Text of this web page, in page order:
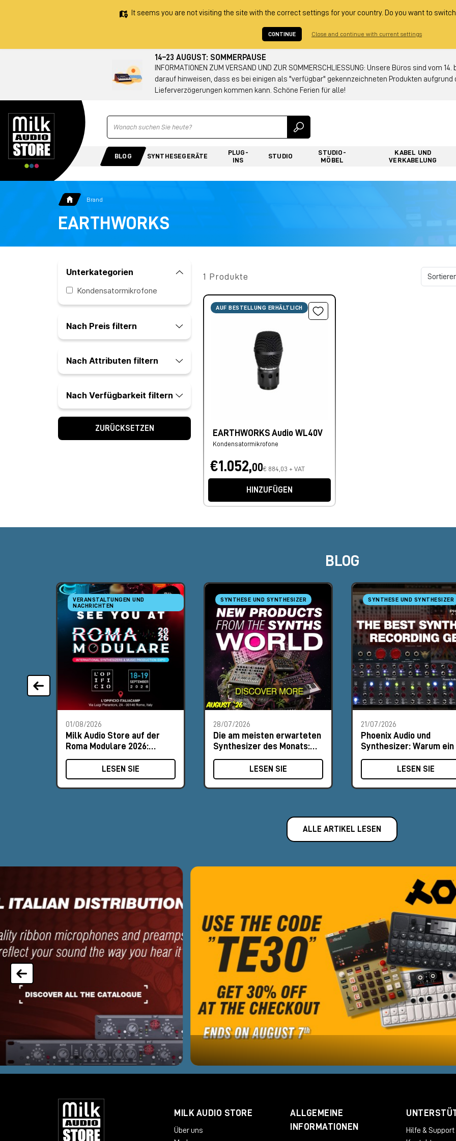
It seems you are not visiting the site with the correct settings for your country. Do you want to
CONTINUE Close and continue with current settings
14–23 AUGUST: SOMMERPAUSE
INFORMATIONEN ZUM VERSAND UND ZUR SOMMERSCHLIESSUNG: Unsere Büros sind
darauf hinweisen, dass es bei einigen als "verfügbar" gekennzeichneten Produkten
Lieferverzögerungen kommen kann. Schöne Ferien für alle!
Ricerca
BLOG SYNTHESEGERÄTE
PLUG-
INS
STUDIO
STUDIO-
MÖBEL
KABEL UND
VERKABELUNG
Brand
EARTHWORKS
Unterkategorien
Kondensatormikrofone
Nach Preis filtern
Nach Attributen filtern
Nach Verfügbarkeit filtern
ZURÜCKSETZEN
1 Produkte
AUF BESTELLUNG ERHÄLTLICH
EARTHWORKS Audio WL40V
Kondensatormikrofone
€1.052,00€ 884,03 + VAT
HINZUFÜGEN
BLOG
VERANSTALTUNGEN UND
NACHRICHTEN
01/08/2026
Milk Audio Store auf der
Roma Modulare 2026:
Besuche uns am Stand #8
LESEN SIE
SYNTHESE UND SYNTHESIZER
28/07/2026
Die am meisten erwarteten
Synthesizer des Monats:
August 2026
LESEN SIE
SYNTHESE UND SYNTHESIZER
21/07/2026
Phoenix Audio und
Synthesizer: Warum ein
MΩ-Eingang den
Unterschied macht
LESEN SIE
ALLE ARTIKEL LESEN
MILK AUDIO STORE
Über uns
ALLGEMEINE
INFORMATIONEN
Hilfe & Support